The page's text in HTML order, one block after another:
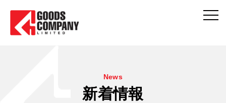
News
新着情報